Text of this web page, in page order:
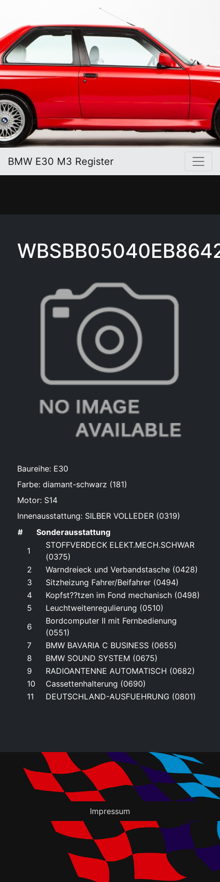
BMW E30 M3 Register
Baureihe: E30
Farbe: diamant-schwarz (181)
Motor: S14
Innenausstattung: SILBER VOLLEDER (0319)
#
Sonderausstattung
1
STOFFVERDECK ELEKT.MECH.SCHWAR
(0375)
2
Warndreieck und Verbandstasche (0428)
3
Sitzheizung Fahrer/Beifahrer (0494)
4
Kopfst??tzen im Fond mechanisch (0498)
5
Leuchtweitenregulierung (0510)
6
Bordcomputer II mit Fernbedienung
(0551)
7
BMW BAVARIA C BUSINESS (0655)
8
BMW SOUND SYSTEM (0675)
9
RADIOANTENNE AUTOMATISCH (0682)
10
Cassettenhalterung (0690)
11
DEUTSCHLAND-AUSFUEHRUNG (0801)
Impressum